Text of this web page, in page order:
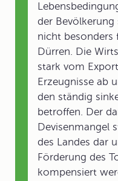
der
nicht besonders
Dürren. Die
stark vom
Erzeugnisse ab
den ständig
betroffen. Der
Devisenmangel
des Landes dar
Förderung des
kompensiert